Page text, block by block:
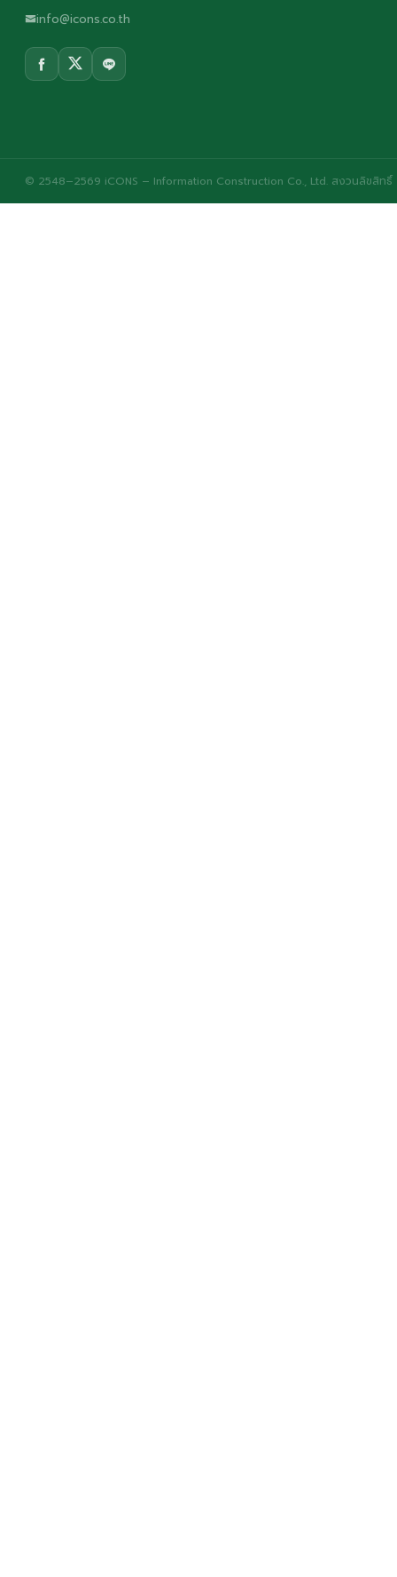
info@icons.co.th
© 2548–2569 iCONS – Information Construction Co., Ltd. สงวนลิขสิทธิ์